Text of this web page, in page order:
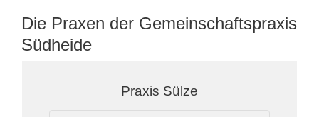
Die Praxen der Gemeinschaftspraxis
Südheide
Praxis Sülze